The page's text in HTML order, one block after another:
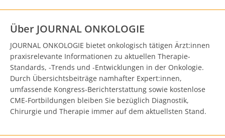
Über JOURNAL ONKOLOGIE
JOURNAL ONKOLOGIE bietet onkologisch tätigen Ärzt:innen
praxisrelevante Informationen zu aktuellen Therapie-
Standards, -Trends und -Entwicklungen in der Onkologie.
Durch Übersichtsbeiträge namhafter Expert:innen,
umfassende Kongress-Berichterstattung sowie kostenlose
CME-Fortbildungen bleiben Sie bezüglich Diagnostik,
Chirurgie und Therapie immer auf dem aktuellsten Stand.